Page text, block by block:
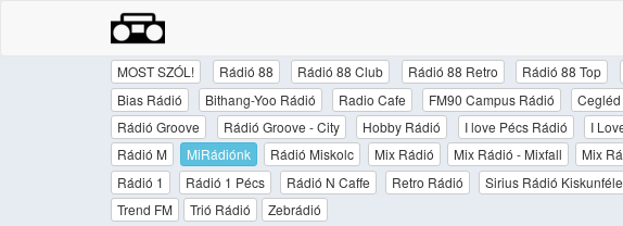
MOST SZÓL! Rádió 88 Rádió 88 Club Rádió 88 Retro Rádió 88 Top
Bias Rádió
Bithang-Yoo Rádió Radio Cafe FM90 Campus Rádió
Rádió Groove
Rádió Groove - City Hobby Rádió I love Pécs Rádió I
Rádió M
MiRádiónk Rádió Miskolc Mix Rádió Mix Rádió - Mixfall Mix
Rádió 1
Rádió 1 Pécs Rádió N Caffe Retro Rádió Sirius Rádió
Trend FM
Trió Rádió
Zebrádió